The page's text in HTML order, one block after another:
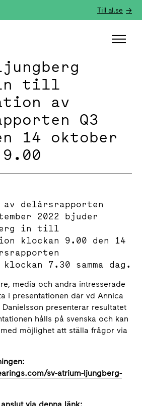
Till al.se
in till
av
Q3
14 oktober
av delårsrapporten
2022 bjuder
in till
klockan 9.00 den 14
7.30 samma dag.
media och andra intresserade
i presentationen där vd Annica
presenterar resultatet
hålls på svenska och kan
möjlighet att ställa frågor via
sv-atrium-ljungberg-